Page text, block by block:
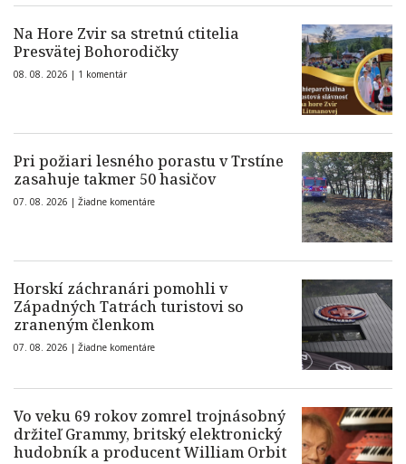
Na Hore Zvir sa stretnú ctitelia
Presvätej Bohorodičky
08. 08. 2026 | 1 komentár
Pri požiari lesného porastu v Trstíne
zasahuje takmer 50 hasičov
07. 08. 2026 | Žiadne komentáre
Horskí záchranári pomohli v
Západných Tatrách turistovi so
zraneným členkom
07. 08. 2026 | Žiadne komentáre
Vo veku 69 rokov zomrel trojnásobný
držiteľ Grammy, britský elektronický
hudobník a producent William Orbit